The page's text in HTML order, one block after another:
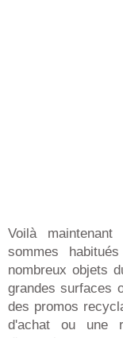
Voilà
sommes
nombreux objets
grandes surfaces
des promos
d'achat ou une